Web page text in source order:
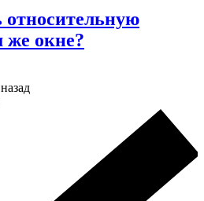
же окне?